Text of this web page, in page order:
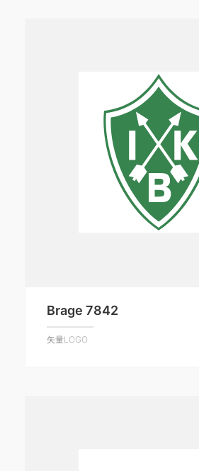
Brage 7842
矢量LOGO